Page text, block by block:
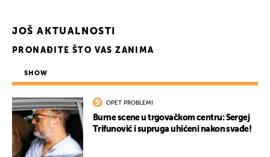
JOŠ AKTUALNOSTI
PRONAĐITE ŠTO VAS ZANIMA
SHOW
OPET PROBLEMI
Burne scene u trgovačkom centru: Sergej
Trifunović i supruga uhićeni nakon svađe!
UKLJUČITE NOTIFIKACIJE